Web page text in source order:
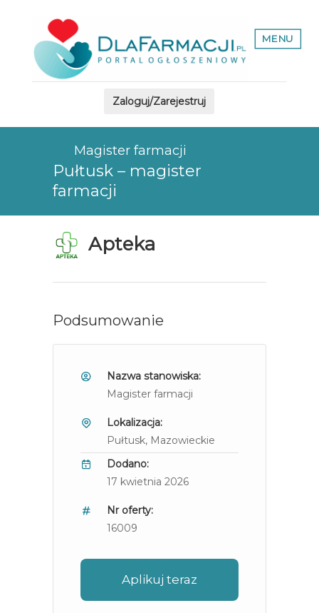
MENU
Zaloguj/Zarejestruj
Magister farmacji
Pułtusk – magister
farmacji
Apteka
Podsumowanie
Nazwa stanowiska:
Magister farmacji
Lokalizacja:
Pułtusk, Mazowieckie
Dodano:
17 kwietnia 2026
Nr oferty:
16009
Aplikuj teraz